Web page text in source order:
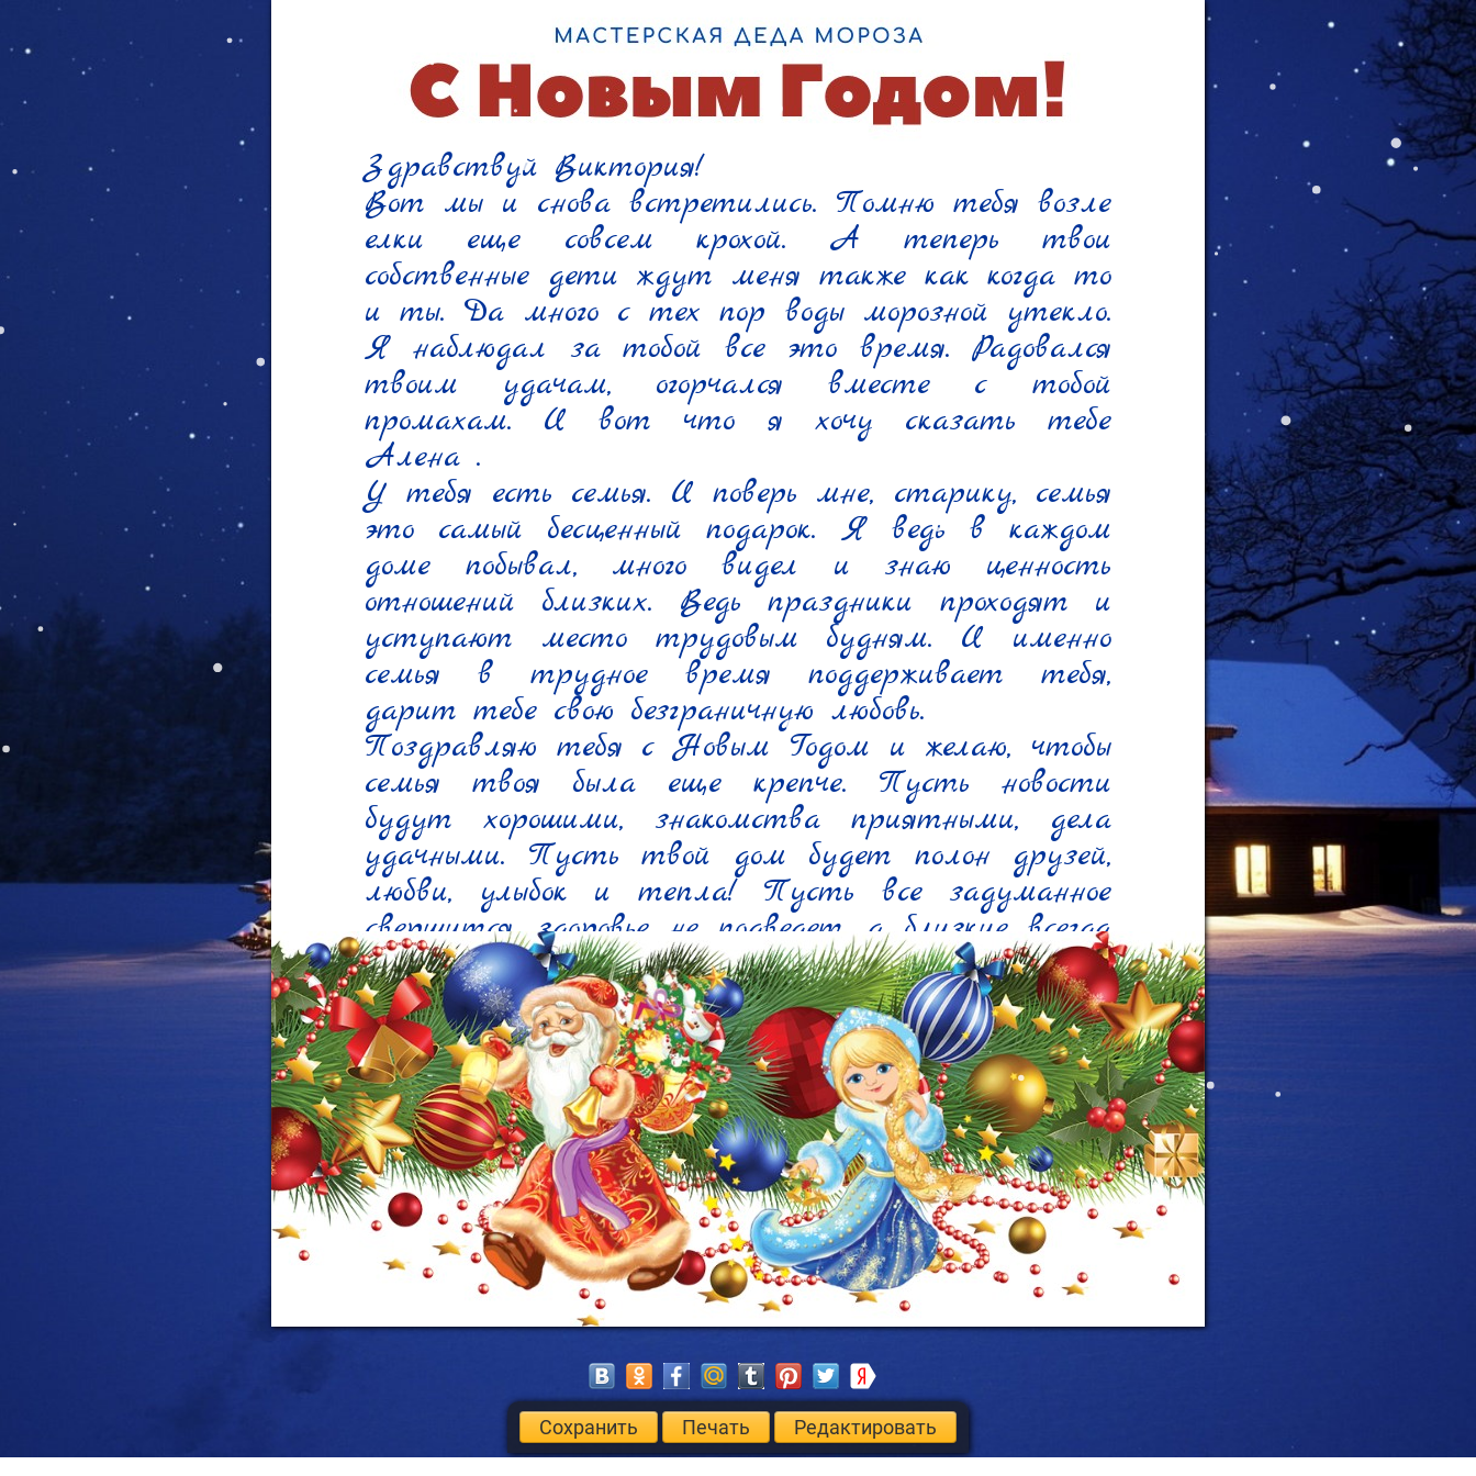
Здравствуй Виктория!
Вот мы и снова встретились. Помню тебя возле
елки еще совсем крохой. А теперь твои
собственные дети ждут меня также как когда то
и ты. Да много с тех пор воды морозной утекло.
Я наблюдал за тобой все это время. Радовался
твоим удачам, огорчался вместе с тобой
промахам. И вот что я хочу сказать тебе
Алена .
У тебя есть семья. И поверь мне, старику, семья
это самый бесценный подарок. Я ведь в каждом
доме побывал, много видел и знаю ценность
отношений близких. Ведь праздники проходят и
уступают место трудовым будням. И именно
семья в трудное время поддерживает тебя,
дарит тебе свою безграничную любовь.
Поздравляю тебя с Новым Годом и желаю, чтобы
семья твоя была еще крепче. Пусть новости
будут хорошими, знакомства приятными, дела
удачными. Пусть твой дом будет полон друзей,
любви, улыбок и тепла! Пусть все задуманное
свершится, здоровье не подведет, а близкие всегда
будут рядом!
С любовью к тебе
Дед Мороз
Сохранить Печать Редактировать